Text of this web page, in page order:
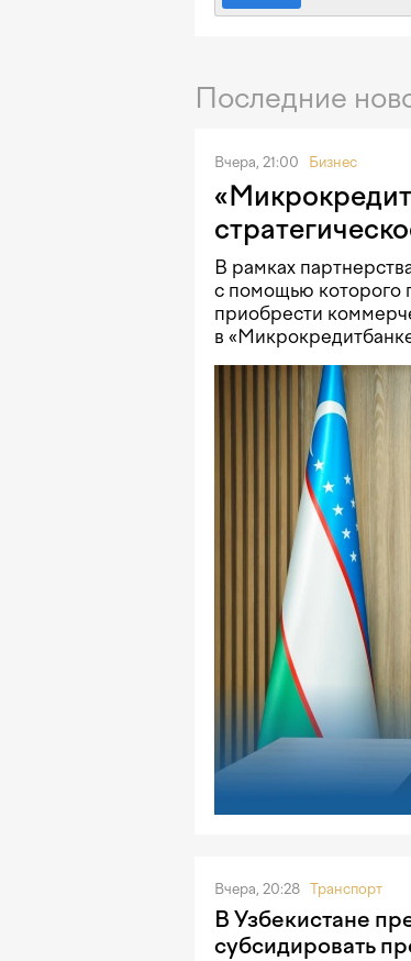
Последние
Вчера, 21:00 Бизнес
В рамках
с помощью которого
приобрести
в
Вчера, 20:28 Транспорт
В Узбекистане
субсидировать